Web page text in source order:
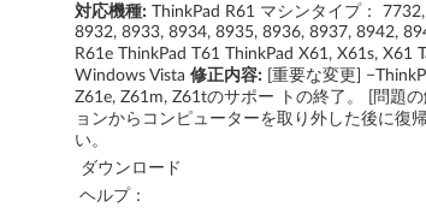
9
6
5
対応機種: ThinkPad R61 マシンタイプ：
8932, 8933, 8934, 8935, 8936, 8937, 8942,
R61e ThinkPad T61 ThinkPad X61, X61s, X61
Windows Vista 修正内容: [重要な変更]
Z61e, Z61m, Z61tのサポー トの終了。 [問題
ョンからコンピューターを取り外した後に復
い。
ダウンロード
ヘルプ：